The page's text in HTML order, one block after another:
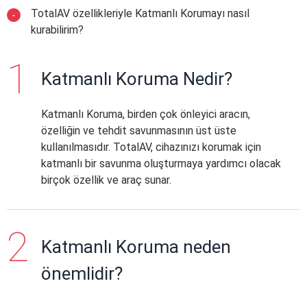
TotalAV özellikleriyle Katmanlı Korumayı nasıl
kurabilirim?
Katmanlı Koruma Nedir?
Katmanlı Koruma, birden çok önleyici aracın,
özelliğin ve tehdit savunmasının üst üste
kullanılmasıdır. TotalAV, cihazınızı korumak için
katmanlı bir savunma oluşturmaya yardımcı olacak
birçok özellik ve araç sunar.
Katmanlı Koruma neden
önemlidir?